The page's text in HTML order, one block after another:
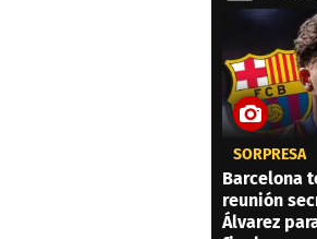
SORPRESA
Barcelona
reunión
Álvarez